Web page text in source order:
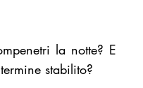
la notte? E
stabilito?